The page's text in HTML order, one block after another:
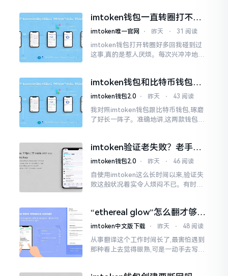
imtoken钱包一直转圈打不开
解决办法分享
imtoken唯一官网 ⋅ 昨天 ⋅ 31 阅读
imtoken钱包打开转圈好多回我碰到过
这事,真的是惹人厌烦。每次兴冲冲地开
大家说法不尽相同
imtoken钱包和比特币钱包，
谁更安全？老玩家来聊聊
imtoken钱包2.0 ⋅ 昨天 ⋅ 43 阅读
我对照imtoken钱包跟比特币钱包,琢磨
了好长一阵子。准确地讲,这两款钱包我
挺美观
imtoken验证老失败？老手教
你几招搞定
imtoken钱包2.0 ⋅ 昨天 ⋅ 46 阅读
自使用imtoken这么长时间以来,验证失
败这般状况着实令人烦闷不已。有时急
至极点。
“ethereal glow”怎么翻才够味
儿？翻译圈老油条的私房话
imtoken中文版下载 ⋅ 昨天 ⋅ 48 阅读
从事翻译这个工作时间长了,最害怕遇到
那种看上去觉得眼熟,可是一动手去写就